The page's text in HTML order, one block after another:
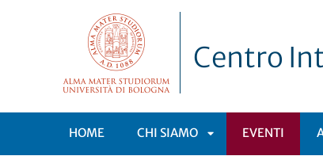
Centro
HOME CHI SIAMO EVENTI